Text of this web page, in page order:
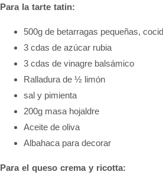
Para la tarte tatin:
500g de betarragas pequeñas,
3 cdas de azúcar rubia
3 cdas de vinagre balsámico
Ralladura de ½ limón
sal y pimienta
200g masa hojaldre
Aceite de oliva
Albahaca para decorar
Para el queso crema y ricotta: